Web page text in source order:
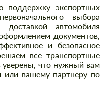
поддержку экспортных
выбора
доставкой автомобиля
документов,
и безопасное
все транспортные
что нужный вам
или вашему партнеру по